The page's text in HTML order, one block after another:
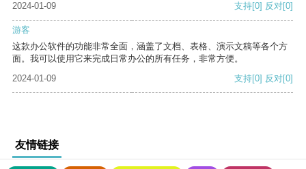
2024-01-09 支持[0] 反对[0]
游客
这款办公软件的功能非常全面，涵盖了文档、表格、演示文稿等各个方
面。我可以使用它来完成日常办公的所有任务，非常方便。
2024-01-09
支持[0] 反对[0]
友情链接